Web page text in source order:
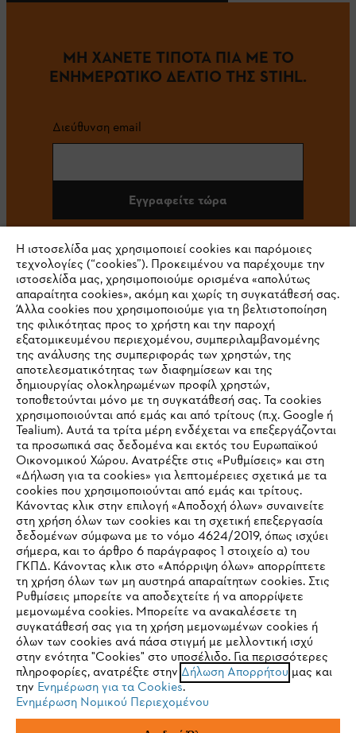
ΜΗ ΧΑΝΕΤΕ ΤΙΠΟΤΑ ΠΙΑ ΜΕ ΤΟ
ΕΝΗΜΕΡΩΤΙΚΟ ΔΕΛΤΙΟ ΤΗΣ STIHL.
Διεύθυνση email
Εγγραφείτε τώρα
#STIHL
Εταιρεία
STIHL Συχνές ερωτήσεις
Service
Πολιτική απορρήτου Νομικό κείμενο Cookies
Νομικές πληροφορίες
ANDREAS STIHL ΜΟΝΟΠΡΟΣΩΠΗ A.E
IHR BROWSER WIRD NICHT
UNTERSTÜTZT
Sie nutzen einen Browser, den wir noch nicht unterstützen. Für
eine optimale Nutzung unserer Seite empfehlen wir Ihnen, zu
einem der folgenden Browser zu wechseln:
Firefox Chrome
Η ιστοσελίδα μας χρησιμοποιεί cookies και παρόμοιες
τεχνολογίες (“cookies”). Προκειμένου να παρέχουμε την
ιστοσελίδα μας, χρησιμοποιούμε ορισμένα «απολύτως
απαραίτητα cookies», ακόμη και χωρίς τη συγκατάθεσή σας.
Άλλα cookies που χρησιμοποιούμε για τη βελτιστοποίηση
της φιλικότητας προς το χρήστη και την παροχή
εξατομικευμένου περιεχομένου, συμπεριλαμβανομένης
της ανάλυσης της συμπεριφοράς των χρηστών, της
αποτελεσματικότητας των διαφημίσεων και της
δημιουργίας ολοκληρωμένων προφίλ χρηστών,
τοποθετούνται μόνο με τη συγκατάθεσή σας. Τα cookies
χρησιμοποιούνται από εμάς και από τρίτους (π.χ. Google ή
Tealium). Αυτά τα τρίτα μέρη ενδέχεται να επεξεργάζονται
τα προσωπικά σας δεδομένα και εκτός του Ευρωπαϊκού
Οικονομικού Χώρου. Ανατρέξτε στις «Ρυθμίσεις» και στη
«Δήλωση για τα cookies» για λεπτομέρειες σχετικά με τα
cookies που χρησιμοποιούνται από εμάς και τρίτους.
Κάνοντας κλικ στην επιλογή «Αποδοχή όλων» συναινείτε
στη χρήση όλων των cookies και τη σχετική επεξεργασία
δεδομένων σύμφωνα με το νόμο 4624/2019, όπως ισχύει
σήμερα, και το άρθρο 6 παράγραφος 1 στοιχείο α) του
ΓΚΠΔ. Κάνοντας κλικ στο «Απόρριψη όλων» απορρίπτετε
τη χρήση όλων των μη αυστηρά απαραίτητων cookies. Στις
Ρυθμίσεις μπορείτε να αποδεχτείτε ή να απορρίψετε
μεμονωμένα cookies. Μπορείτε να ανακαλέσετε τη
συγκατάθεσή σας για τη χρήση μεμονωμένων cookies ή
όλων των cookies ανά πάσα στιγμή με μελλοντική ισχύ
στην ενότητα "Cookies" στο υποσέλιδο. Για περισσότερες
πληροφορίες, ανατρέξτε στην Δήλωση Απορρήτου μας και
την Ενημέρωση για τα Cookies.
Ενημέρωση Νομικού Περιεχομένου